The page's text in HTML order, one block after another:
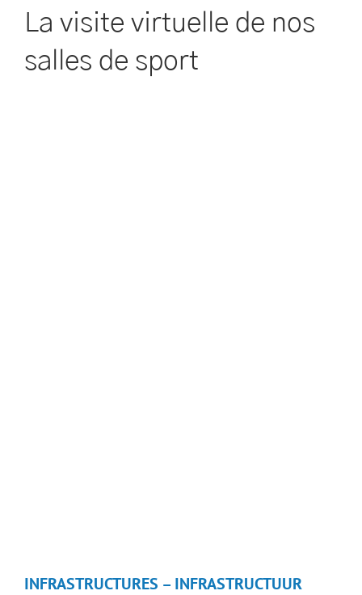
La visite virtuelle de nos
salles de sport
INFRASTRUCTURES – INFRASTRUCTUUR